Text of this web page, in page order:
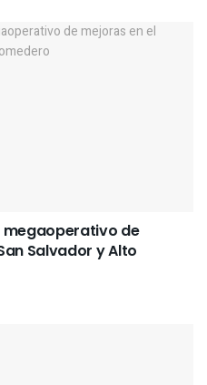
megaoperativo de
Salvador y Alto